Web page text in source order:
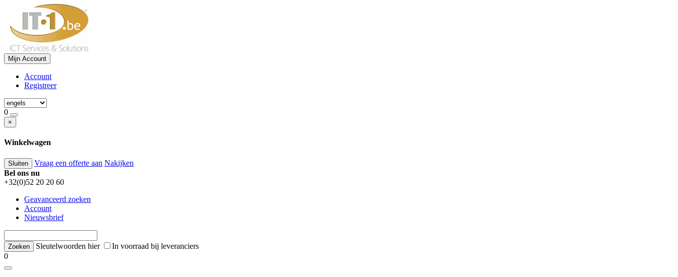
Mijn Account
Account
Registreer
0
×
Winkelwagen
Sluiten Vraag een offerte aan Nakijken
Bel ons nu
+32(0)52 20 20 60
Geavanceerd zoeken
Account
Nieuwsbrief
Sleutelwoorden hier
In voorraad bij leveranciers
0